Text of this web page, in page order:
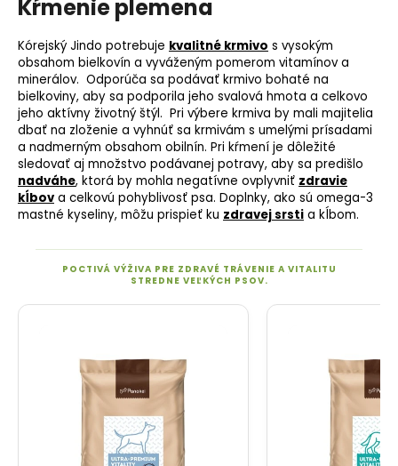
Kŕmenie plemena
Kórejský Jindo potrebuje kvalitné krmivo s vysokým
obsahom bielkovín a vyváženým pomerom vitamínov a
minerálov. Odporúča sa podávať krmivo bohaté na
bielkoviny, aby sa podporila jeho svalová hmota a celkovo
jeho aktívny životný štýl. Pri výbere krmiva by mali majitelia
dbať na zloženie a vyhnúť sa krmivám s umelými prísadami
a nadmerným obsahom obilnín. Pri kŕmení je dôležité
sledovať aj množstvo podávanej potravy, aby sa predišlo
nadváhe, ktorá by mohla negatívne ovplyvniť zdravie
kĺbov a celkovú pohyblivosť psa. Doplnky, ako sú omega-3
mastné kyseliny, môžu prispieť ku zdravej srsti a kĺbom.